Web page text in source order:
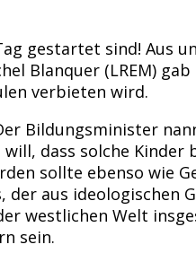
gestartet sind!
Blanquer (LREM)
verbieten wird.
Bildungsminister
dass solche
sollte ebenso wie
aus
westlichen Welt
sein.